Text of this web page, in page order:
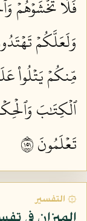
فَلَا تَخۡشَوۡهُمۡ
وَلَعَلَّكُمۡ تَهۡتَدُونَ
مِّنكُمۡ يَتۡلُواْ
ٱلۡكِتَٰبَ
تَعۡلَمُونَ ١٥١
۞ التفسير